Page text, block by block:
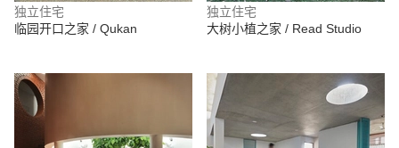
独立住宅
临园开口之家 / Qukan
独立住宅
大树小植之家 / Read Studio